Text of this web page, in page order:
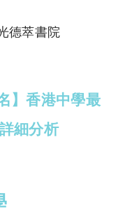
德萃書院
】香港中學最
細分析